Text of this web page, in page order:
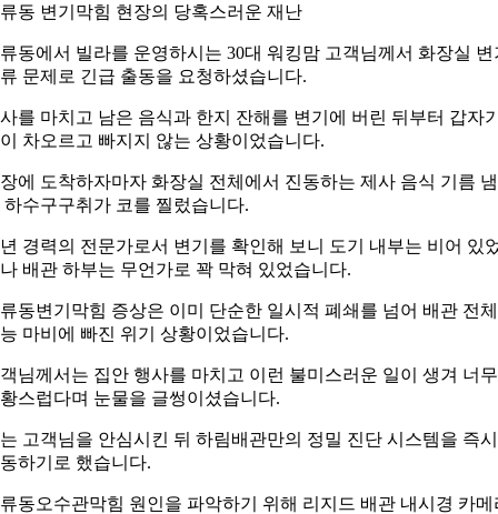
동 변기막힘 현장의 당혹스러운 재난
동에서 빌라를 운영하시는 30대 워킹맘 고객님께서 화장실 변
문제로 긴급 출동을 요청하셨습니다.
를 마치고 남은 음식과 한지 잔해를 변기에 버린 뒤부터 갑자
차오르고 빠지지 않는 상황이었습니다.
에 도착하자마자 화장실 전체에서 진동하는 제사 음식 기름
하수구구취가 코를 찔렀습니다.
경력의 전문가로서 변기를 확인해 보니 도기 내부는 비어 있
배관 하부는 무언가로 꽉 막혀 있었습니다.
동변기막힘 증상은 이미 단순한 일시적 폐쇄를 넘어 배관 전
마비에 빠진 위기 상황이었습니다.
님께서는 집안 행사를 마치고 이런 불미스러운 일이 생겨 너무
스럽다며 눈물을 글썽이셨습니다.
고객님을 안심시킨 뒤 하림배관만의 정밀 진단 시스템을 즉시
하기로 했습니다.
동오수관막힘 원인을 파악하기 위해 리지드 배관 내시경 카메